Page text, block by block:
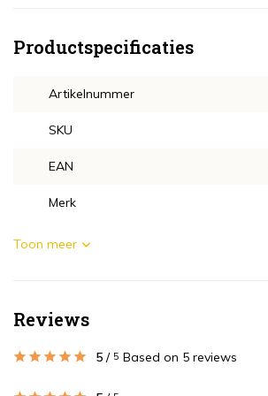
Productspecificaties
Artikelnummer
SKU
EAN
Merk
Toon meer
Reviews
5 / 5 Based on 5 reviews